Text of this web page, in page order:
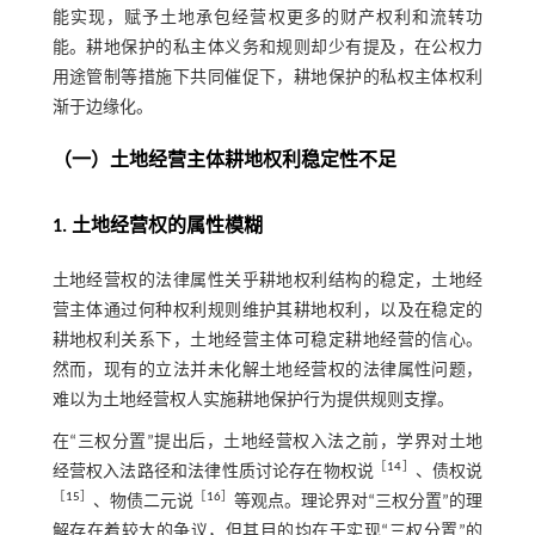
能实现，赋予土地承包经营权更多的财产权利和流转功
能。耕地保护的私主体义务和规则却少有提及，在公权力
用途管制等措施下共同催促下，耕地保护的私权主体权利
渐于边缘化。
（一）土地经营主体耕地权利稳定性不足
1. 土地经营权的属性模糊
土地经营权的法律属性关乎耕地权利结构的稳定，土地经
营主体通过何种权利规则维护其耕地权利，以及在稳定的
耕地权利关系下，土地经营主体可稳定耕地经营的信心。
然而，现有的立法并未化解土地经营权的法律属性问题，
难以为土地经营权人实施耕地保护行为提供规则支撑。
在“三权分置”提出后，土地经营权入法之前，学界对土地
经营权入法路径和法律性质讨论存在物权说
14 、债权说
15 、物债二元说 16］ 等观点。理论界对“三权分置”的理